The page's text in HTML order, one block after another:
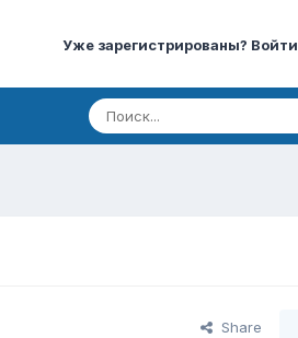
Уже зарегистрированы? Войти
Share